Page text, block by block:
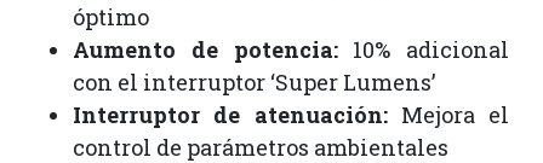
óptimo
Aumento de potencia:10% adicional
con el interruptor ‘Super Lumens’
Interruptor de atenuación:Mejora el
control de parámetros ambientales